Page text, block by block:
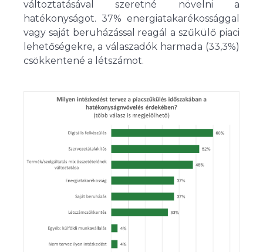
változtatásával szeretné növelni a
hatékonyságot. 37% energiatakarékossággal
vagy saját beruházással reagál a szűkülő piaci
lehetőségekre, a válaszadók harmada (33,3%)
csökkentené a létszámot.